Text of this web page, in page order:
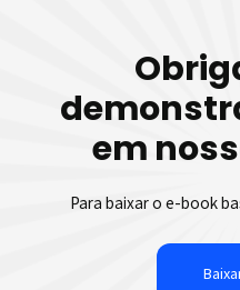
Já
em
Para baixar o e-book